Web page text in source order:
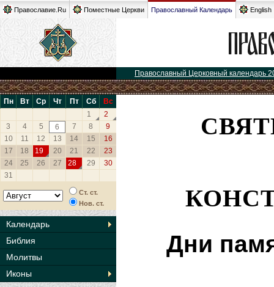
Православие.Ru Поместные Церкви Православный Календарь English
Православный Церковный календарь
Пн Вт Ср Чт Пт Сб
Вс
1
2
3
4 5 6 7 8
9
10
11 12 13 14 15
16
17
18 19 20 21 22
23
24
25 26 27 28 29
30
31
Ст. ст.
Нов. ст.
Календарь
Библия
Молитвы
Иконы
Дни